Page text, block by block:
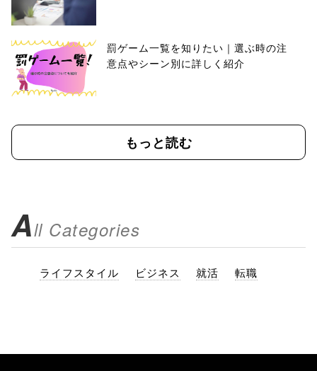
罰ゲーム一覧を知りたい｜選ぶ時の注
意点やシーン別に詳しく紹介
もっと読む
All Categories
ライフスタイル ビジネス 就活 転職